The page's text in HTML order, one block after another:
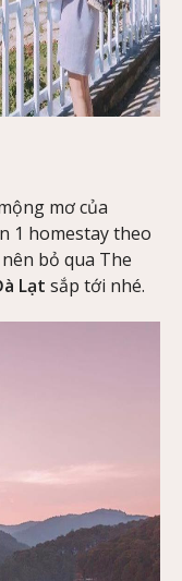
mơ của
1 homestay theo
bỏ qua The
Lạt sắp tới nhé.